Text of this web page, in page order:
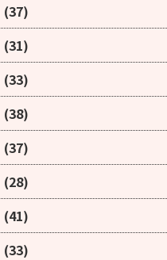
(37)
(31)
(33)
(38)
(37)
(28)
(41)
(33)